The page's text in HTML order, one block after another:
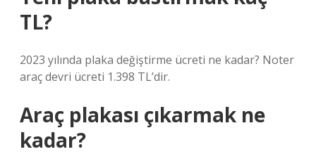
TL?
2023 yılında plaka değiştirme ücreti ne kadar? Noter
araç devri ücreti 1.398 TL’dir.
Araç plakası çıkarmak ne
kadar?